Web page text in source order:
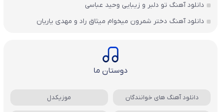
دانلود آهنگ تو دلبر و زیبایی وحید عباسی
دانلود آهنگ دختر شمرون میخوام میثاق راد و مهدی یاریان
دوستان ما
دانلود آهنگ های خوانندگان موزیکدل